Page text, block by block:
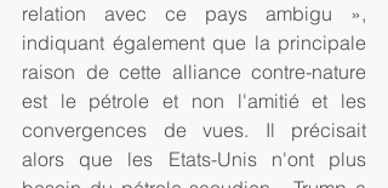
relation avec ce pays ambigu »,
indiquant également que la principale
raison de cette alliance contre-nature
est le pétrole et non l'amitié et les
convergences de vues. Il précisait
alors que les Etats-Unis n'ont plus